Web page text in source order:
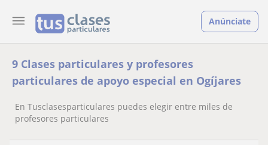
Anúnciate
9 Clases particulares y profesores
particulares de apoyo especial en Ogíjares
En Tusclasesparticulares puedes elegir entre miles de
profesores particulares